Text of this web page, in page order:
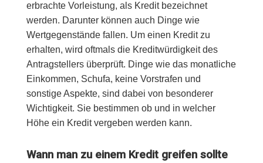
erbrachte Vorleistung, als Kredit bezeichnet
werden. Darunter können auch Dinge wie
Wertgegenstände fallen. Um einen Kredit zu
erhalten, wird oftmals die Kreditwürdigkeit des
Antragstellers überprüft. Dinge wie das monatliche
Einkommen, Schufa, keine Vorstrafen und
sonstige Aspekte, sind dabei von besonderer
Wichtigkeit. Sie bestimmen ob und in welcher
Höhe ein Kredit vergeben werden kann.
Wann man zu einem Kredit greifen sollte